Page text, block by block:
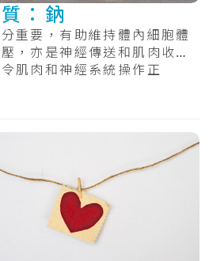
：鈉
重要，有助維持體內細胞體
，亦是神經傳送和肌肉收縮
肌肉和神經系統操作正